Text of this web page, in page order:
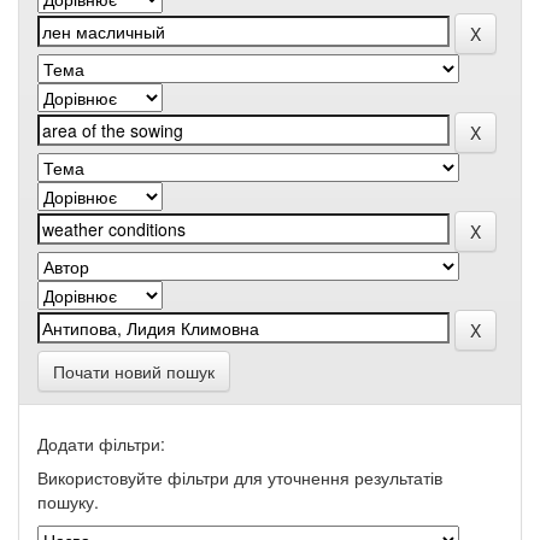
Почати новий пошук
Додати фільтри:
Використовуйте фільтри для уточнення результатів
пошуку.